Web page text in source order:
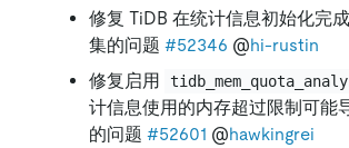
修复 TiDB 在统计信息初始化完
集的问题 #52346 @hi-rustin
修复启用
计信息使用的内存超过限制可能
的问题 #52601 @hawkingrei